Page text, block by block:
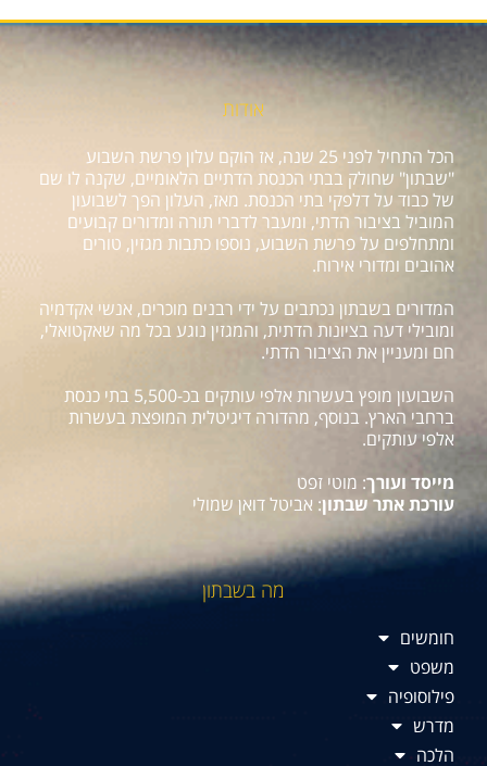
אודות
הכל התחיל לפני 25 שנה, אז הוקם עלון פרשת השבוע
"שבתון" שחולק בבתי הכנסת הדתיים הלאומיים, שקנה לו שם
של כבוד על דלפקי בתי הכנסת. מאז, העלון הפך לשבועון
המוביל בציבור הדתי, ומעבר לדברי תורה ומדורים קבועים
ומתחלפים על פרשת השבוע, נוספו כתבות מגזין, טורים
אהובים ומדורי אירוח.
המדורים בשבתון נכתבים על ידי רבנים מוכרים, אנשי אקדמיה
ומובילי דעה בציונות הדתית, והמגזין נוגע בכל מה שאקטואלי,
חם ומעניין את הציבור הדתי.
השבועון מופץ בעשרות אלפי עותקים בכ-5,500 בתי כנסת
ברחבי הארץ. בנוסף, מהדורה דיגיטלית המופצת בעשרות
אלפי עותקים.
מייסד ועורך: מוטי זפט
עורכת אתר שבתון: אביטל דואן שמולי
מה בשבתון
חומשים
משפט
פילוסופיה
מדרש
הלכה